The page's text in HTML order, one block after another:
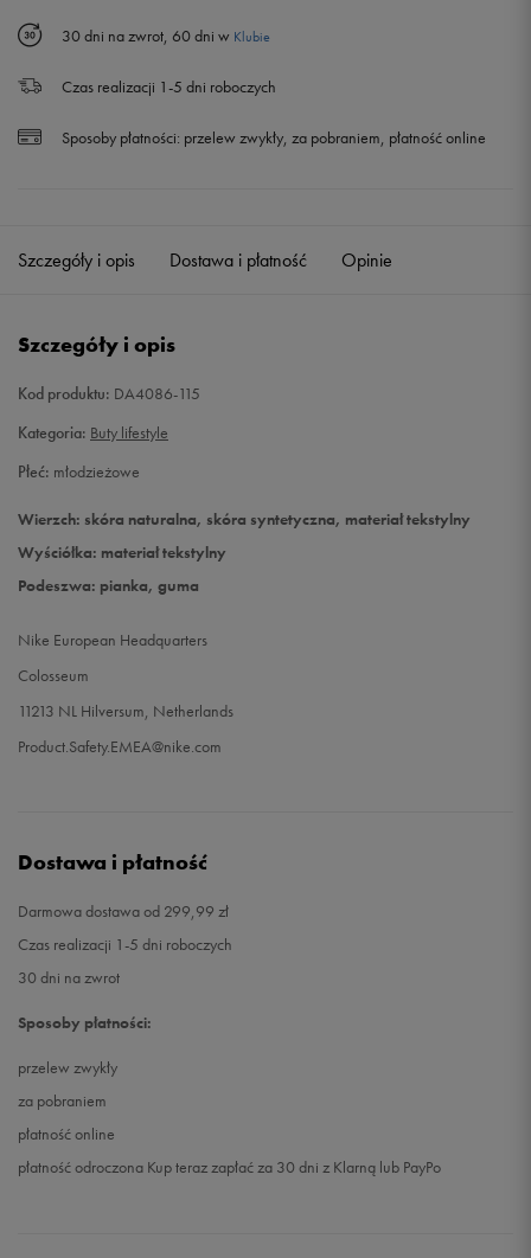
38 24 cm
30 dni na zwrot, 60 dni w Klubie
Czas realizacji 1-5 dni roboczych
Sposoby płatności: przelew zwykły, za pobraniem, płatność online
Szczegóły i opis Dostawa i płatność Opinie
Szczegóły i opis
Kod produktu: DA4086-115
Kategoria: Buty lifestyle
Płeć: młodzieżowe
Wierzch: skóra naturalna, skóra syntetyczna, materiał tekstylny
Wyściółka: materiał tekstylny
Podeszwa: pianka, guma
Nike European Headquarters
Colosseum
11213 NL Hilversum, Netherlands
Product.Safety.EMEA@nike.com
Dostawa i płatność
Darmowa dostawa od 299,99 zł
Czas realizacji 1-5 dni roboczych
30 dni na zwrot
Sposoby płatności:
przelew zwykły
za pobraniem
płatność online
płatność odroczona Kup teraz zapłać za 30 dni z Klarną lub PayPo